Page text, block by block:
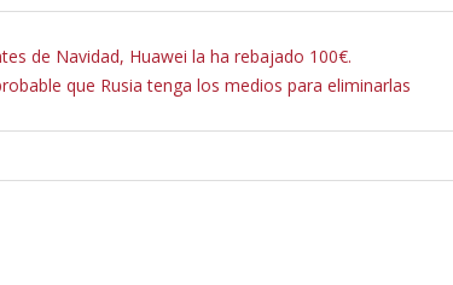
de Navidad, Huawei la ha rebajado 100€.
que Rusia tenga los medios para eliminarlas